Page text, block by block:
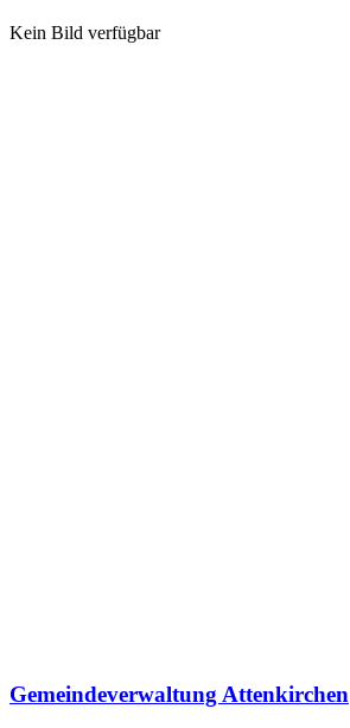
Kein Bild verfügbar
Gemeindeverwaltung Attenkirchen